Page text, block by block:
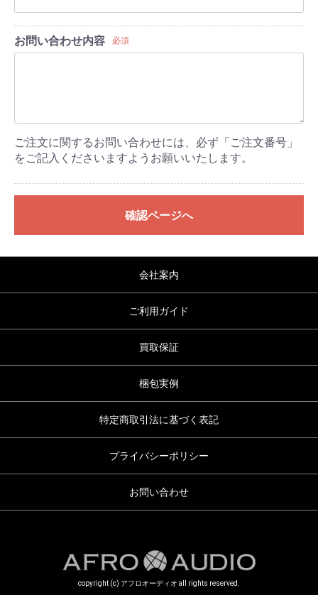
お問い合わせ内容 必須
ご注文に関するお問い合わせには、必ず「ご注文番号」
をご記入くださいますようお願いいたします。
確認ページへ
会社案内
ご利用ガイド
買取保証
梱包実例
特定商取引法に基づく表記
プライバシーポリシー
お問い合わせ
copyright (c) アフロオーディオ all rights reserved.